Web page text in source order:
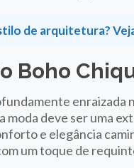
de arquitetura?
Boho
enraizada
moda deve ser uma
e elegância
um toque de